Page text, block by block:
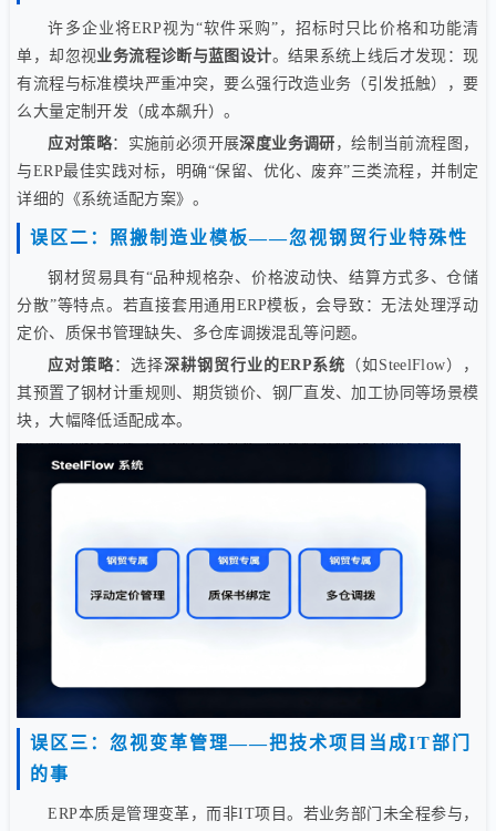
许多企业将ERP视为“软件采购”，招标时只比价格和功能清
单，却忽视业务流程诊断与蓝图设计。结果系统上线后才发现：现
有流程与标准模块严重冲突，要么强行改造业务（引发抵触），要
么大量定制开发（成本飙升）。
应对策略：实施前必须开展深度业务调研 ，绘制当前流程图，
与ERP最佳实践对标，明确“保留、优化、废弃”三类流程，并制定
详细的《系统适配方案》。
误区二：照搬制造业模板——忽视钢贸行业特殊性
钢材贸易具有“品种规格杂、价格波动快、结算方式多、仓储
分散”等特点。若直接套用通用ERP模板，会导致：无法处理浮动
定价、质保书管理缺失、多仓库调拨混乱等问题。
应对策略：选择深耕钢贸行业的ERP系统 （如SteelFlow），
其预置了钢材计重规则、期货锁价、钢厂直发、加工协同等场景模
块，大幅降低适配成本。
误区三：忽视变革管理——把技术项目当成IT部门
的事
ERP本质是管理变革，而非IT项目。若业务部门未全程参与，